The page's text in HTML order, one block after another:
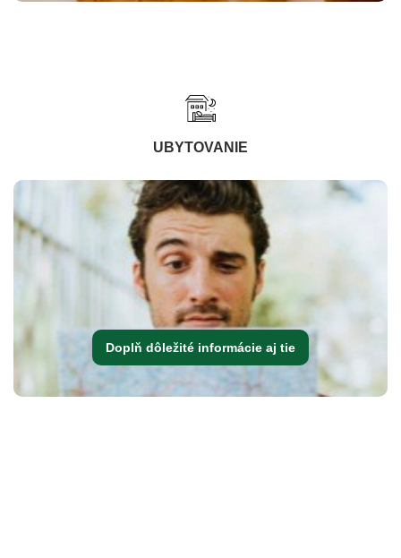
UBYTOVANIE
Doplň dôležité informácie aj tie